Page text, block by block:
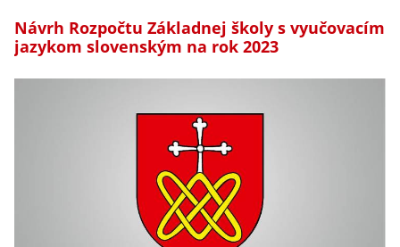
Návrh Rozpočtu Základnej školy s vyučovacím
jazykom slovenským na rok 2023